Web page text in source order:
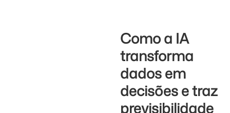
Como a IA
transforma
dados em
decisões e traz
previsibilidade